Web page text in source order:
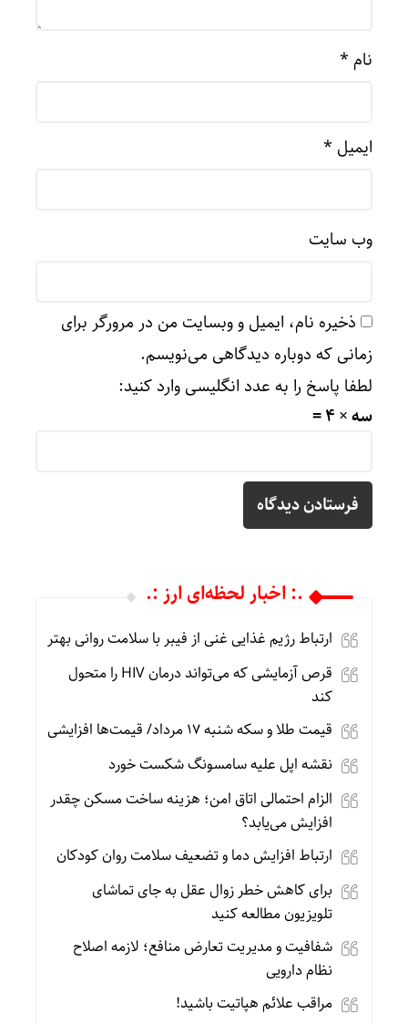
نام *
ایمیل *
وب‌ سایت
ذخیره نام، ایمیل و وبسایت من در مرورگر برای
زمانی که دوباره دیدگاهی می‌نویسم.
لطفا پاسخ را به عدد انگلیسی وارد کنید:
سه × 4 =
.: اخبار لحظه‌ای ارز :.
ارتباط رژیم غذایی غنی از فیبر با سلامت روانی بهتر
قرص آزمایشی که می‌تواند درمان HIV را متحول
کند
قیمت طلا و سکه شنبه 17 مرداد/ قیمت‌ها افزایشی
نقشه اپل علیه سامسونگ شکست خورد
الزام احتمالی اتاق امن؛ هزینه ساخت مسکن چقدر
افزایش می‌یابد؟
ارتباط افزایش دما و تضعیف سلامت روان کودکان
برای کاهش خطر زوال عقل به جای تماشای
تلویزیون مطالعه کنید
شفافیت و مدیریت تعارض منافع؛ لازمه اصلاح
نظام دارویی
مراقب علائم هپاتیت باشید!